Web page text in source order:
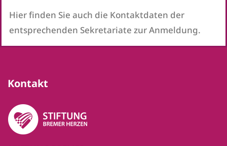
Hier finden Sie auch die Kontaktdaten der
entsprechenden Sekretariate zur Anmeldung.
Kontakt